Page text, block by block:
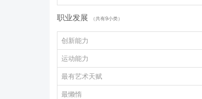
职业发展 （共有9小类）
创新能力
运动能力
最有艺术天赋
最懒惰